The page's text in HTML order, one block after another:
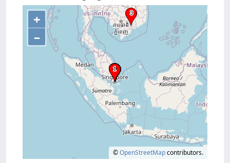
+
–
©OpenStreetMapcontributors.